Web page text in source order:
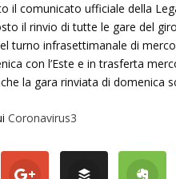
il comunicato ufficiale della
il rinvio di tutte le gare del
turno infrasettimanale di
con l’Este e in trasferta
la gara rinviata di domenica
Coronavirus3